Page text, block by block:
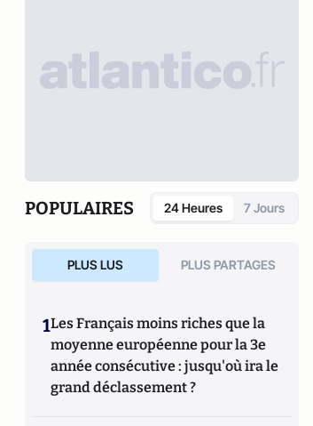
POPULAIRES 24 Heures 7 Jours
PLUS LUS PLUS PARTAGES
1Les Français moins riches que la
moyenne européenne pour la 3e
année consécutive : jusqu'où ira le
grand déclassement ?